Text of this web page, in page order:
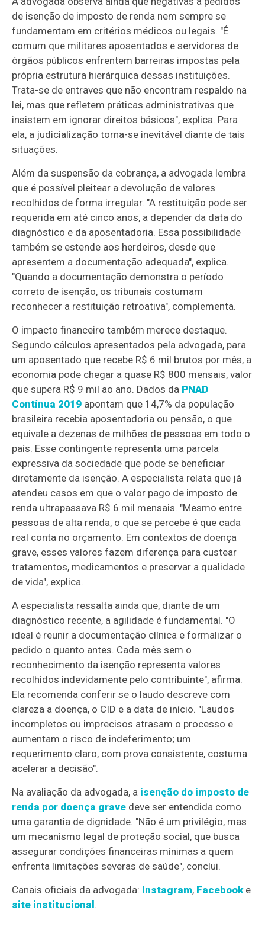
de isenção de imposto de renda nem sempre se
fundamentam em critérios médicos ou legais. "É
comum que militares aposentados e servidores de
órgãos públicos enfrentem barreiras impostas pela
própria estrutura hierárquica dessas instituições.
Trata-se de entraves que não encontram respaldo na
lei, mas que refletem práticas administrativas que
insistem em ignorar direitos básicos", explica. Para
ela, a judicialização torna-se inevitável diante de tais
situações.
Além da suspensão da cobrança, a advogada lembra
que é possível pleitear a devolução de valores
recolhidos de forma irregular. "A restituição pode ser
requerida em até cinco anos, a depender da data do
diagnóstico e da aposentadoria. Essa possibilidade
também se estende aos herdeiros, desde que
apresentem a documentação adequada", explica.
"Quando a documentação demonstra o período
correto de isenção, os tribunais costumam
reconhecer a restituição retroativa", complementa.
O impacto financeiro também merece destaque.
Segundo cálculos apresentados pela advogada, para
um aposentado que recebe R$ 6 mil brutos por mês, a
economia pode chegar a quase R$ 800 mensais, valor
que supera R$ 9 mil ao ano. Dados da PNAD
Contínua 2019 apontam que 14,7% da população
brasileira recebia aposentadoria ou pensão, o que
equivale a dezenas de milhões de pessoas em todo o
país. Esse contingente representa uma parcela
expressiva da sociedade que pode se beneficiar
diretamente da isenção. A especialista relata que já
atendeu casos em que o valor pago de imposto de
renda ultrapassava R$ 6 mil mensais. "Mesmo entre
pessoas de alta renda, o que se percebe é que cada
real conta no orçamento. Em contextos de doença
grave, esses valores fazem diferença para custear
tratamentos, medicamentos e preservar a qualidade
de vida", explica.
A especialista ressalta ainda que, diante de um
diagnóstico recente, a agilidade é fundamental. "O
ideal é reunir a documentação clínica e formalizar o
pedido o quanto antes. Cada mês sem o
reconhecimento da isenção representa valores
recolhidos indevidamente pelo contribuinte", afirma.
Ela recomenda conferir se o laudo descreve com
clareza a doença, o CID e a data de início. "Laudos
incompletos ou imprecisos atrasam o processo e
aumentam o risco de indeferimento; um
requerimento claro, com prova consistente, costuma
acelerar a decisão".
Na avaliação da advogada, a isenção do imposto de
renda por doença grave deve ser entendida como
uma garantia de dignidade. "Não é um privilégio, mas
um mecanismo legal de proteção social, que busca
assegurar condições financeiras mínimas a quem
enfrenta limitações severas de saúde", conclui.
Canais oficiais da advogada: Instagram, Facebooke
site institucional.